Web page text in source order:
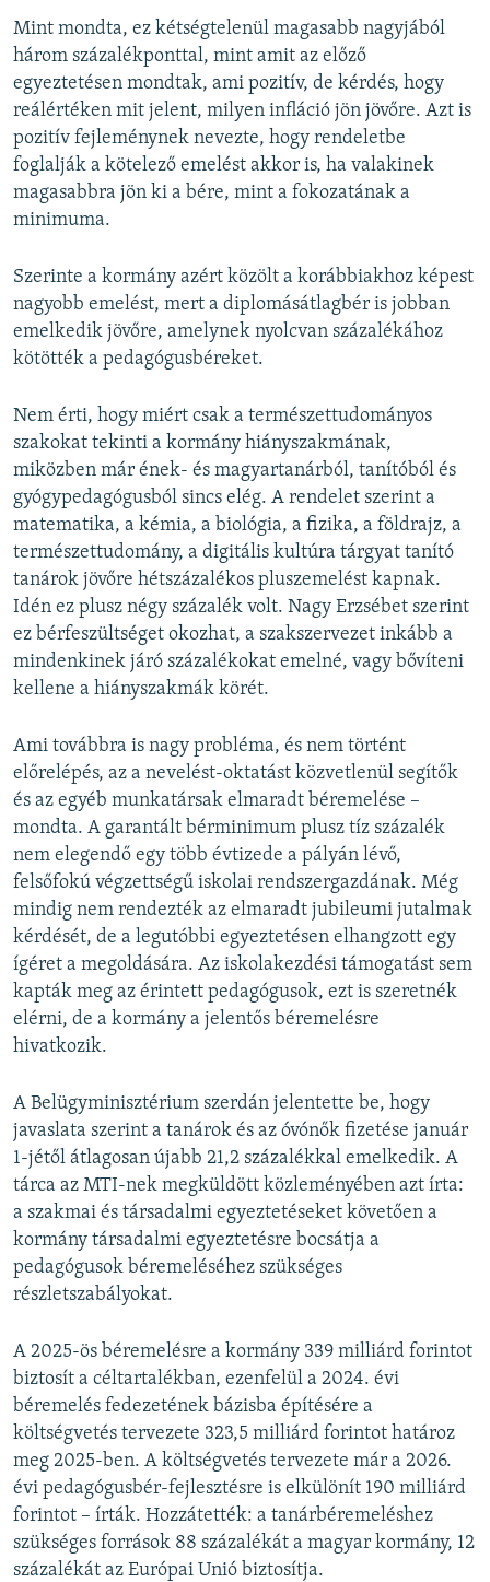
Mint mondta, ez kétségtelenül magasabb nagyjából
három százalékponttal, mint amit az előző
egyeztetésen mondtak, ami pozitív, de kérdés, hogy
reálértéken mit jelent, milyen infláció jön jövőre. Azt is
pozitív fejleménynek nevezte, hogy rendeletbe
foglalják a kötelező emelést akkor is, ha valakinek
magasabbra jön ki a bére, mint a fokozatának a
minimuma.
Szerinte a kormány azért közölt a korábbiakhoz képest
nagyobb emelést, mert a diplomásátlagbér is jobban
emelkedik jövőre, amelynek nyolcvan százalékához
kötötték a pedagógusbéreket.
Nem érti, hogy miért csak a természettudományos
szakokat tekinti a kormány hiányszakmának,
miközben már ének- és magyartanárból, tanítóból és
gyógypedagógusból sincs elég. A rendelet szerint a
matematika, a kémia, a biológia, a fizika, a földrajz, a
természettudomány, a digitális kultúra tárgyat tanító
tanárok jövőre hétszázalékos pluszemelést kapnak.
Idén ez plusz négy százalék volt. Nagy Erzsébet szerint
ez bérfeszültséget okozhat, a szakszervezet inkább a
mindenkinek járó százalékokat emelné, vagy bővíteni
kellene a hiányszakmák körét.
Ami továbbra is nagy probléma, és nem történt
előrelépés, az a nevelést-oktatást közvetlenül segítők
és az egyéb munkatársak elmaradt béremelése –
mondta. A garantált bérminimum plusz tíz százalék
nem elegendő egy több évtizede a pályán lévő,
felsőfokú végzettségű iskolai rendszergazdának. Még
mindig nem rendezték az elmaradt jubileumi jutalmak
kérdését, de a legutóbbi egyeztetésen elhangzott egy
ígéret a megoldására. Az iskolakezdési támogatást sem
kapták meg az érintett pedagógusok, ezt is szeretnék
elérni, de a kormány a jelentős béremelésre
hivatkozik.
A Belügyminisztérium szerdán jelentette be, hogy
javaslata szerint a tanárok és az óvónők fizetése január
1-jétől átlagosan újabb 21,2 százalékkal emelkedik. A
tárca az MTI-nek megküldött közleményében azt írta:
a szakmai és társadalmi egyeztetéseket követően a
kormány társadalmi egyeztetésre bocsátja a
pedagógusok béremeléséhez szükséges
részletszabályokat.
A 2025-ös béremelésre a kormány 339 milliárd forintot
biztosít a céltartalékban, ezenfelül a 2024. évi
béremelés fedezetének bázisba építésére a
költségvetés tervezete 323,5 milliárd forintot határoz
meg 2025-ben. A költségvetés tervezete már a 2026.
évi pedagógusbér-fejlesztésre is elkülönít 190 milliárd
forintot – írták. Hozzátették: a tanárbéremeléshez
szükséges források 88 százalékát a magyar kormány, 12
százalékát az Európai Unió biztosítja.